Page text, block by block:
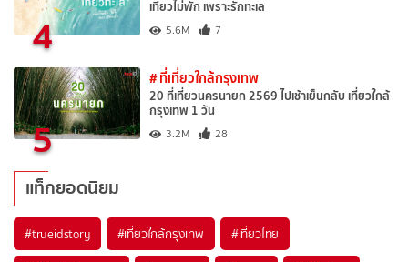
4 เที่ยวไม่พัก เพราะรักทะเล
5.6M 7
5
# ที่เที่ยวใกล้กรุงเทพ
20 ที่เที่ยวนครนายก 2569 ไปเช้าเย็นกลับ เที่ยวใกล้
กรุงเทพ 1 วัน
3.2M 28
แท็กยอดนิยม
#trueidstory #เที่ยวใกล้กรุงเทพ #เที่ยวไทย